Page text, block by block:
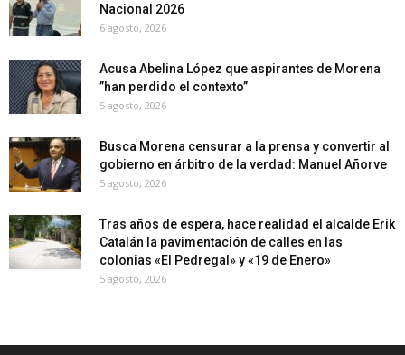
Nacional 2026
6 agosto, 2026
Acusa Abelina López que aspirantes de Morena
”han perdido el contexto”
5 agosto, 2026
Busca Morena censurar a la prensa y convertir al
gobierno en árbitro de la verdad: Manuel Añorve
5 agosto, 2026
Tras años de espera, hace realidad el alcalde Erik
Catalán la pavimentación de calles en las
colonias «El Pedregal» y «19 de Enero»
5 agosto, 2026